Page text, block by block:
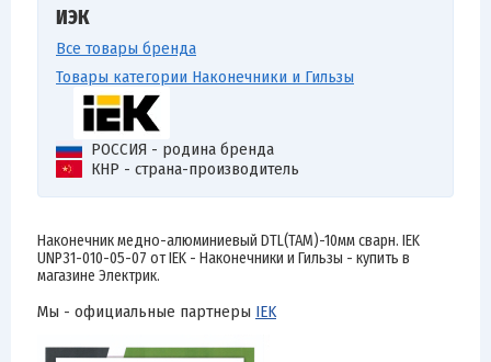
ИЭК
Все товары бренда
Товары категории Наконечники и Гильзы
РОССИЯ - родина бренда
КНР - страна-производитель
Наконечник медно-алюминиевый DTL(ТАМ)-10мм сварн. IEK
UNP31-010-05-07 от IEK - Наконечники и Гильзы - купить в
магазине Электрик.
Мы - официальные партнеры IEK